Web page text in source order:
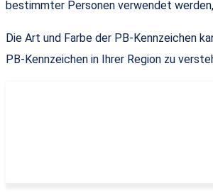
bestimmter Personen verwendet
Die Art und Farbe der PB-Kennzeichen
PB-Kennzeichen in Ihrer Region zu